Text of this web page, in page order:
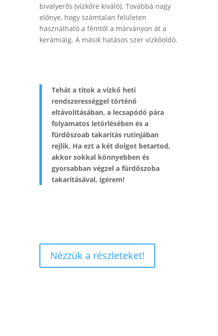
bivalyerős (vízkőre kiváló). Továbbá nagy
előnye, hogy számtalan felületen
használható a fémtől a márványon át a
kerámiáig. A másik hatásos szer vízkőoldó.
Tehát a titok a vízkő heti
rendszerességgel történő
eltávolításában, a lecsapódó pára
folyamatos letörlésében és a
fürdőszoab takarítás rutinjában
rejlik. Ha ezt a két dolgot betartod,
akkor sokkal könnyebben és
gyorsabban végzel a fürdőszoba
takarításával, ígérem!
Nézzük a részleteket!